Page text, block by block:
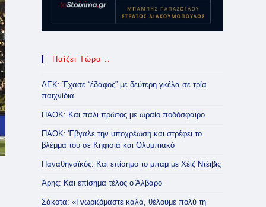
Παίζει Τώρα ..
ΑΕΚ: Έχασε “έδαφος” με δεύτερη γκέλα σε τρία
παιχνίδια
ΠΑΟΚ: Και πάλι πρώτος με ωραίο ποδόσφαιρο
ΠΑΟΚ: Έβγαλε την υποχρέωση και στρέφει το
βλέμμα του σε Κηφισιά και Ολυμπιακό
Παναθηναϊκός: Και επίσημο το μπαμ με Χέιζ Ντέιβις
Άρης: Και επίσημα τέλος ο Άλβαρο
Σάκοτα: «Γνωριζόμαστε καλά, θέλουμε πολύ τη